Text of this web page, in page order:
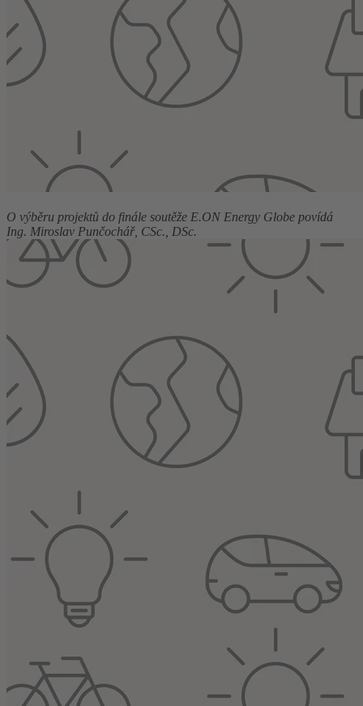
O výběru projektů do finále soutěže E.ON Energy Globe povídá
Ing. Miroslav Punčochář, CSc., DSc.